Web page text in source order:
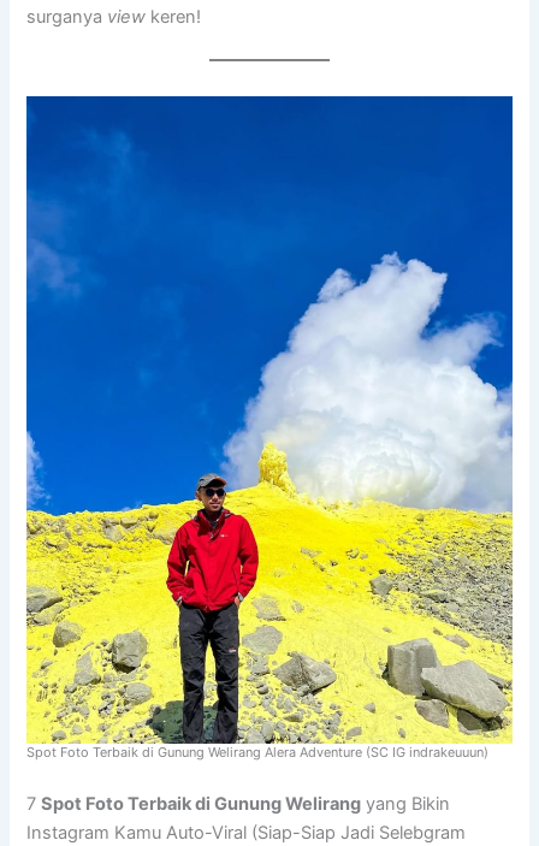
surganya view keren!
Spot Foto Terbaik di Gunung Welirang Alera Adventure (SC IG indrakeuuun)
7Spot Foto Terbaik di Gunung Welirang yang Bikin
Instagram Kamu Auto-Viral (Siap-Siap Jadi Selebgram